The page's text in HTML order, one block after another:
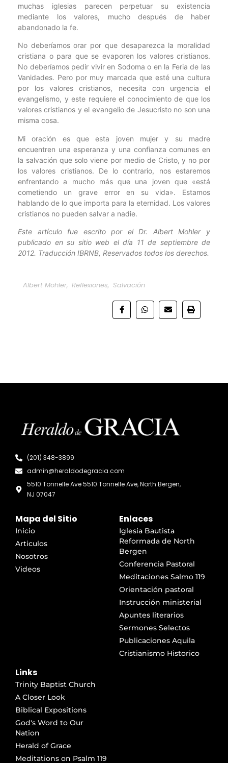
muchas iglesias parecen perpetuar su existencia
mediante los valores, mucho después de haber
abandonado la fe.
No deberíamos orar por que desaparezca la moralidad
cristiana o para que se evaporen los valores cristianos.
No deberíamos pedir vivir en Sodoma o en la Feria de las
Vanidades. Pero por muy marcada que esté una cultura
por los valores cristianos, necesita con urgencia el
evangelismo, y este requiere el conocimiento de que los
valores cristianos y el evangelio de Jesucristo no son una
misma cosa.
Mi oración es que esta joven mujer y su madre
encuentren una esperanza y una confianza comunes en
la salvación que solo viene por medio de Cristo, y no por
los valores cristianos. De lo contrario, nos estaremos
enfrentando a mucho más que una joven que «está
cometiendo un grave error en su vida». Estamos
hablando de lo que importa para la eternidad. Los valores
cristianos no pueden salvar a nadie.
Este artículo fue escrito por el Dr. Albert Mohler y
publicado en su sitio web el día 11 de septiembre de
2012. Traducción IBRNB, Reservados todos los derechos.
Albert Mohler, Reflexiones, Salvación
(201) 348-3899
admin@heraldodegracia.com
5510 Tonnelle Ave 5510 Tonnelle Ave, North Bergen,
NJ 07047
Mapa del Sitio
Inicio
Articulos
Nosotros
Videos
Enlaces
Iglesia Bautista
Reformada de North
Bergen
Conferencia Pastoral
Meditaciones Salmo 119
Orientación pastoral
Instrucción ministerial
Apuntes literarios
Sermones Selectos
Publicaciones Aquila
Cristianismo Historico
Links
Trinity Baptist Church
A Closer Look
Biblical Expositions
God's Word to Our
Nation
Herald of Grace
Meditations on Psalm 119